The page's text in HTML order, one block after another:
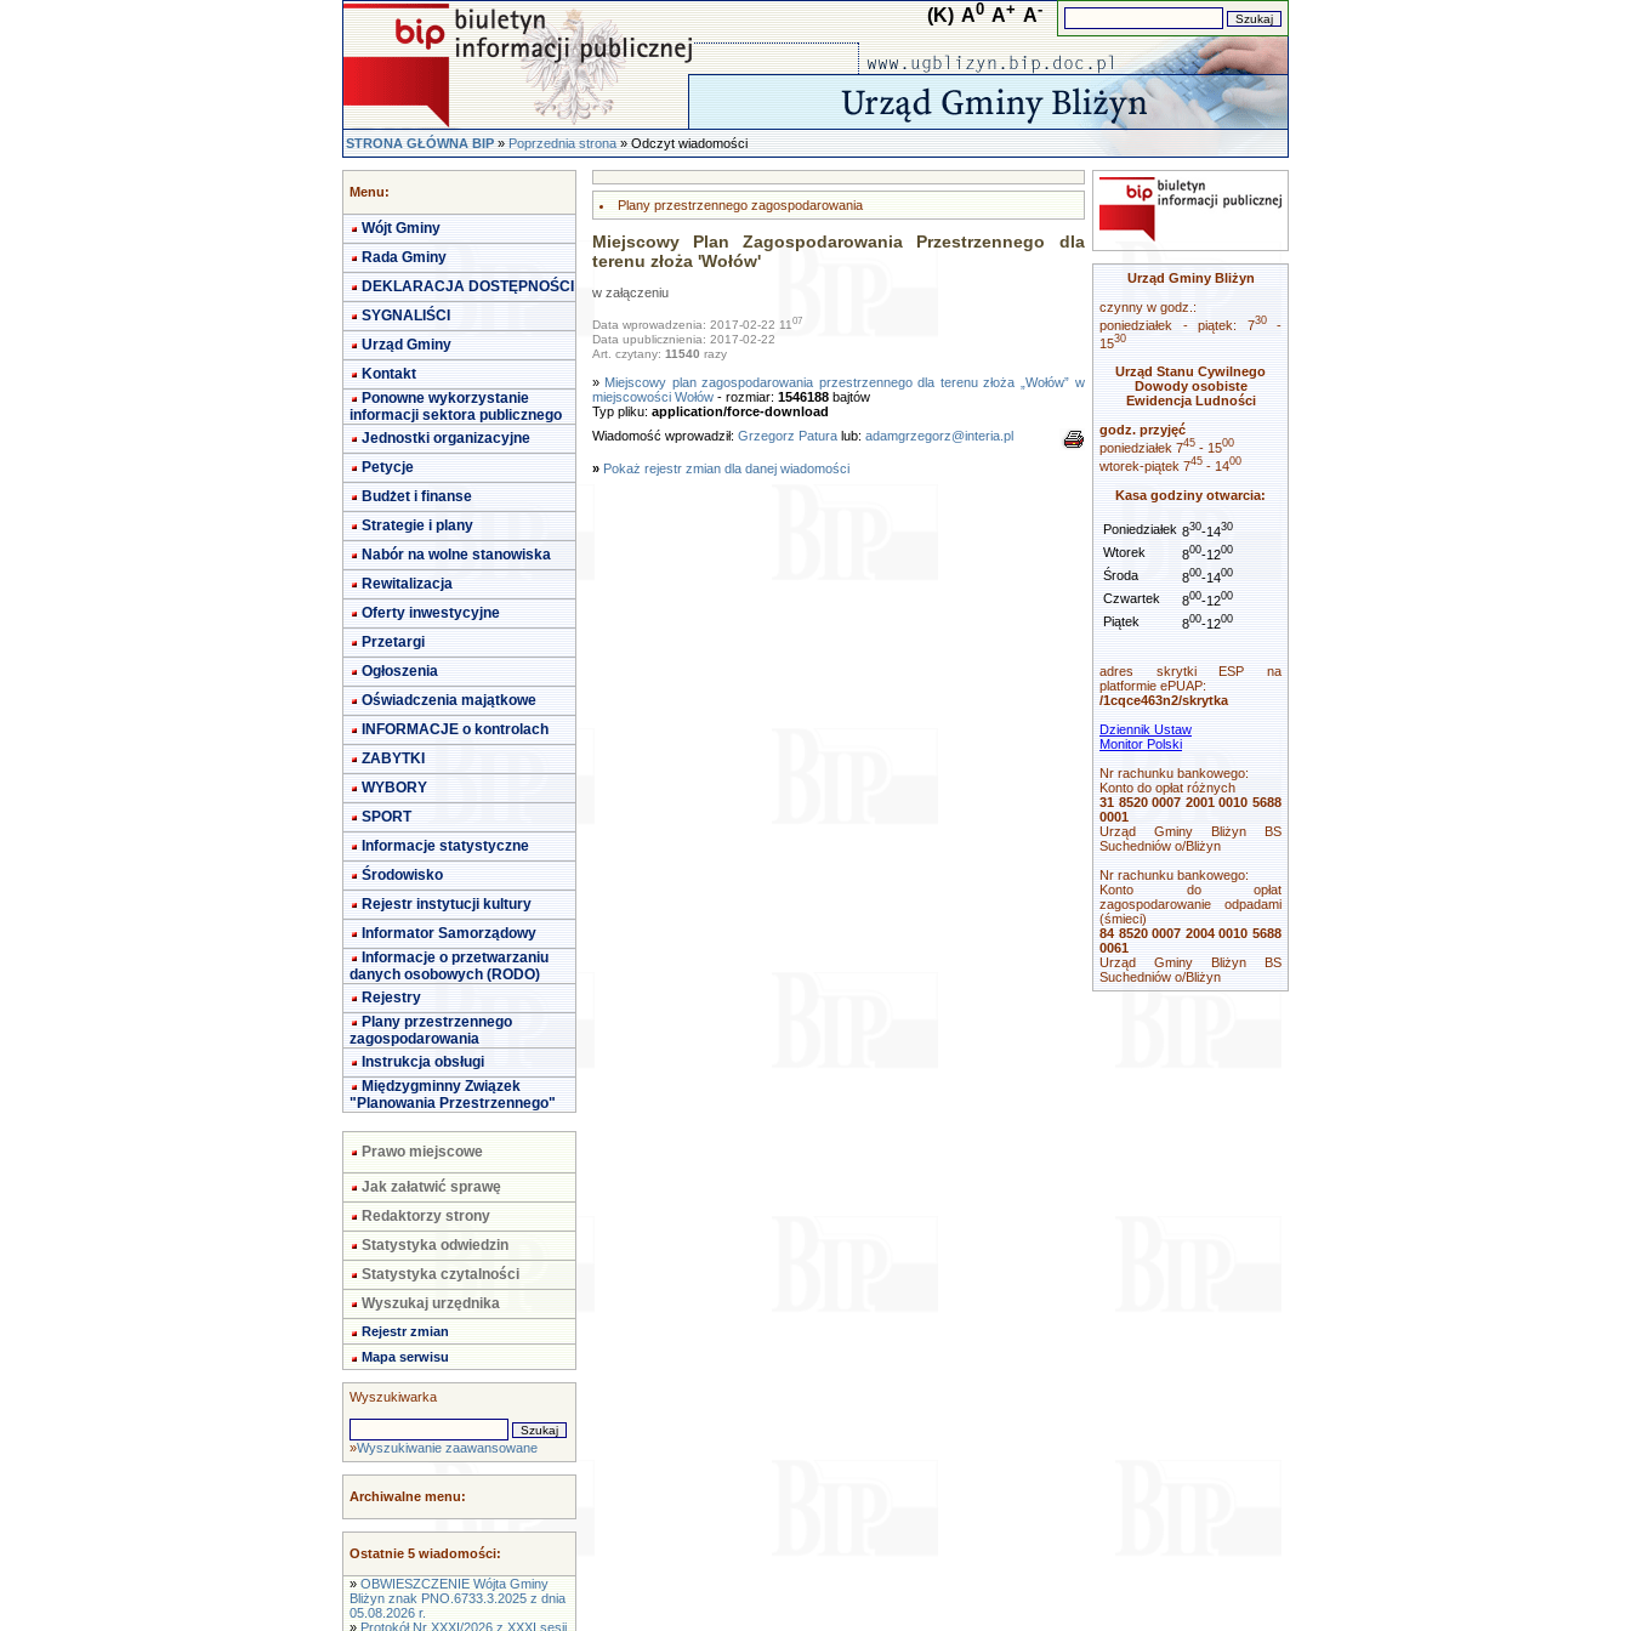
(K) A0 A+ A-
STRONA GŁÓWNA BIP»Poprzednia strona» Odczyt wiadomości
Menu:
Wójt Gminy
Rada Gminy
DEKLARACJA DOSTĘPNOŚCI
SYGNALIŚCI
Urząd Gminy
Kontakt
Ponowne wykorzystanie
informacji sektora publicznego
Jednostki organizacyjne
Petycje
Budżet i finanse
Strategie i plany
Nabór na wolne stanowiska
Rewitalizacja
Oferty inwestycyjne
Przetargi
Ogłoszenia
Oświadczenia majątkowe
INFORMACJE o kontrolach
ZABYTKI
WYBORY
SPORT
Informacje statystyczne
Środowisko
Rejestr instytucji kultury
Informator Samorządowy
Informacje o przetwarzaniu
danych osobowych (RODO)
Rejestry
Plany przestrzennego
zagospodarowania
Instrukcja obsługi
Międzygminny Związek
"Planowania Przestrzennego"
Prawo miejscowe
Jak załatwić sprawę
Redaktorzy strony
Statystyka odwiedzin
Statystyka czytalności
Wyszukaj urzędnika
Rejestr zmian
Mapa serwisu
Wyszukiwarka
»Wyszukiwanie zaawansowane
Archiwalne menu:
Ostatnie 5 wiadomości:
» OBWIESZCZENIE Wójta Gminy
Bliżyn znak PNO.6733.3.2025 z dnia
05.08.2026 r.
» Protokół Nr XXXI/2026 z XXXI sesji
Plany przestrzennego zagospodarowania
Miejscowy Plan Zagospodarowania Przestrzennego dla
terenu złoża 'Wołów'
w załączeniu
Data wprowadzenia: 2017-02-22 1107
Data upublicznienia: 2017-02-22
Art. czytany: 11540 razy
» Miejscowy plan zagospodarowania przestrzennego dla terenu złoża „Wołów” w
miejscowości Wołów- rozmiar: 1546188bajtów
Typ pliku: application/force-download
Wiadomość wprowadził: Grzegorz Paturalub: adamgrzegorz@interia.pl
» Pokaż rejestr zmian dla danej wiadomości
Urząd Gminy Bliżyn
czynny w godz.:
poniedziałek - piątek: 730-
1530
Urząd Stanu Cywilnego
Dowody osobiste
Ewidencja Ludności
godz. przyjęć
poniedziałek 745 - 1500
wtorek-piątek 745 - 1400
Kasa godziny otwarcia:
Poniedziałek 830-1430
Wtorek 800-1200
Środa 800-1400
Czwartek 800-1200
Piątek 800-1200
adres skrytki ESP na
platformie ePUAP:
/1cqce463n2/skrytka
Dziennik Ustaw
Monitor Polski
Nr rachunku bankowego:
Konto do opłat różnych
31 8520 0007 2001 0010 5688
0001
Urząd Gminy Bliżyn BS
Suchedniów o/Bliżyn
Nr rachunku bankowego:
Konto do opłat
zagospodarowanie odpadami
(śmieci)
84 8520 0007 2004 0010 5688
0061
Urząd Gminy Bliżyn BS
Suchedniów o/Bliżyn